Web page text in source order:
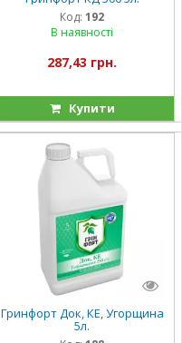
Код: 192
В наявності
287,43 грн.
Купити
Гринфорт Док, КЕ, Угорщина
5л.